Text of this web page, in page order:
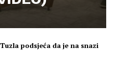
podsjeća da je na snazi